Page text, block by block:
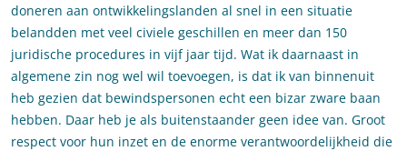
doneren aan ontwikkelingslanden al snel in een situatie
belandden met veel civiele geschillen en meer dan 150
juridische procedures in vijf jaar tijd. Wat ik daarnaast in
algemene zin nog wel wil toevoegen, is dat ik van binnenuit
heb gezien dat bewindspersonen echt een bizar zware baan
hebben. Daar heb je als buitenstaander geen idee van. Groot
respect voor hun inzet en de enorme verantwoordelijkheid die